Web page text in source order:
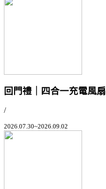
回門禮｜四合一充電風扇
/
2026.07.30~2026.09.02